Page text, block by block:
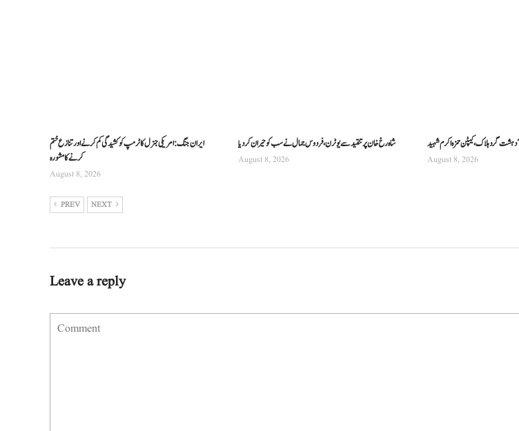
ایران جنگ: امریکی جنرل کا ٹرمپ کو کشیدگی کم کرنے اور تنازع ختم
کرنے کا مشورہ
August 8, 2026
شاہ رخ خان پر تنقید سے یوٹرن، فردوس جمال نے سب کو حیران کردیا
August 8, 2026 August 8, 2026
PREV NEXT
Leave a reply